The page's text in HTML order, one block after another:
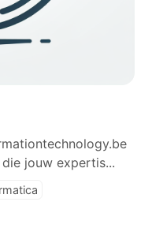
jouw expertis...